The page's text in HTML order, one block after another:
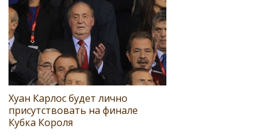
Хуан Карлос будет лично
присутствовать на финале
Кубка Короля